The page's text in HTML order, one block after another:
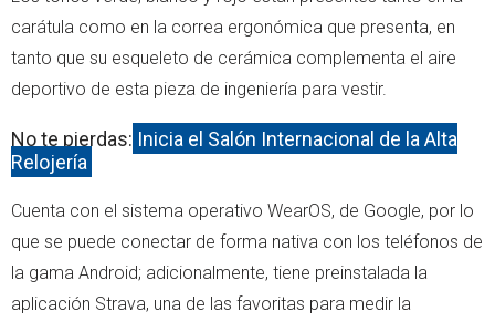
carátula como en la correa ergonómica que presenta, en
tanto que su esqueleto de cerámica complementa el aire
deportivo de esta pieza de ingeniería para vestir.
No te pierdas: Inicia el Salón Internacional de la Alta
Relojería
Cuenta con el sistema operativo WearOS, de Google, por lo
que se puede conectar de forma nativa con los teléfonos de
la gama Android; adicionalmente, tiene preinstalada la
aplicación Strava, una de las favoritas para medir la